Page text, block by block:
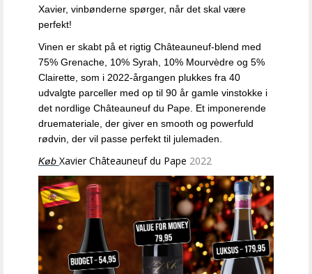
Xavier, vinbønderne spørger, når det skal være
perfekt!
Vinen er skabt på et rigtig Châteauneuf-blend med
75% Grenache, 10% Syrah, 10% Mourvèdre og 5%
Clairette, som i 2022-årgangen plukkes fra 40
udvalgte parceller med op til 90 år gamle vinstokke i
det nordlige Châteauneuf du Pape. Et imponerende
druemateriale, der giver en smooth og powerfuld
rødvin, der vil passe perfekt til julemaden.
Køb Xavier Châteauneuf du Pape 2022